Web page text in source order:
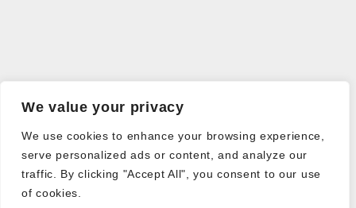
We value your privacy
We use cookies to enhance your browsing experience,
serve personalized ads or content, and analyze our
traffic. By clicking "Accept All", you consent to our use
of cookies.